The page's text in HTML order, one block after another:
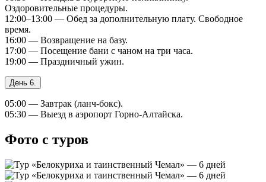
Оздоровительные процедуры.
12:00–13:00 — Обед за дополнительную плату. Свободное
время.
16:00 — Возвращение на базу.
17:00 — Посещение бани с чаном на три часа.
19:00 — Праздничный ужин.
День 6.
05:00 — Завтрак (ланч-бокс).
05:30 — Выезд в аэропорт Горно-Алтайска.
Фото с туров